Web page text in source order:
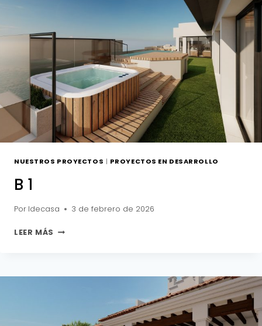
NUESTROS PROYECTOS | PROYECTOS EN DESARROLLO
B 1
Por Idecasa 3 de febrero de 2026
LEER MÁS B